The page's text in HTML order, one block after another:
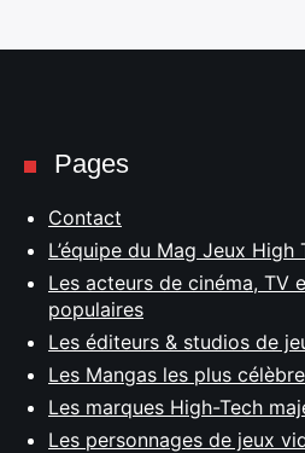
Pages
Contact
L’équipe du Mag Jeux High
Les acteurs de cinéma, TV
populaires
Les éditeurs & studios de
Les Mangas les plus
Les marques High-Tech
Les personnages de jeux